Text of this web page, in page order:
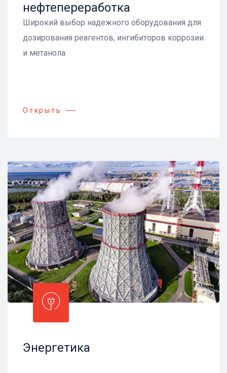
нефтепереработка
Широкий выбор надежного оборудования для
дозирования реагентов, ингибиторов коррозии
и метанола
Открыть
Энергетика